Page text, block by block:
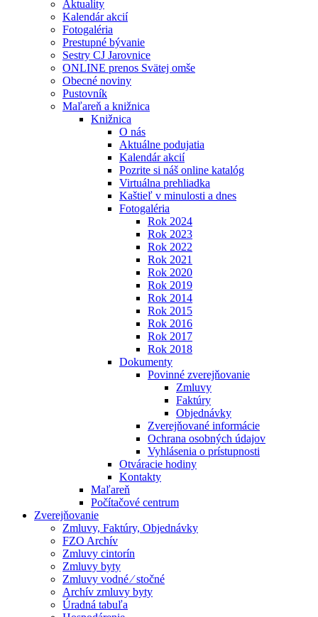
Aktuality
Kalendár akcií
Fotogaléria
Prestupné bývanie
Sestry CJ Jarovnice
ONLINE prenos Svätej omše
Obecné noviny
Pustovník
Maľareň a knižnica
Knižnica
O nás
Aktuálne podujatia
Kalendár akcií
Pozrite si náš online katalóg
Virtuálna prehliadka
Kaštieľ v minulosti a dnes
Fotogaléria
Rok 2024
Rok 2023
Rok 2022
Rok 2021
Rok 2020
Rok 2019
Rok 2014
Rok 2015
Rok 2016
Rok 2017
Rok 2018
Dokumenty
Povinné zverejňovanie
Zmluvy
Faktúry
Objednávky
Zverejňované informácie
Ochrana osobných údajov
Vyhlásenia o prístupnosti
Otváracie hodiny
Kontakty
Maľareň
Počítačové centrum
Zverejňovanie
Zmluvy, Faktúry, Objednávky
FZO Archív
Zmluvy cintorín
Zmluvy byty
Zmluvy vodné ⁄ stočné
Archív zmluvy byty
Úradná tabuľa